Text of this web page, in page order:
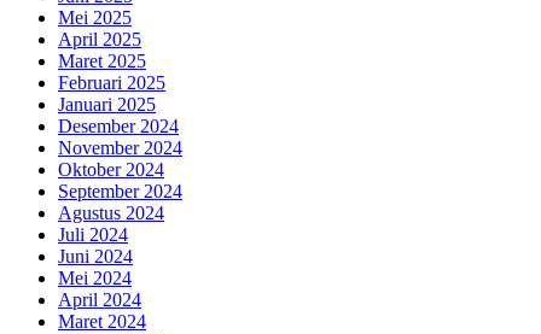
Mei 2025
April 2025
Maret 2025
Februari 2025
Januari 2025
Desember 2024
November 2024
Oktober 2024
September 2024
Agustus 2024
Juli 2024
Juni 2024
Mei 2024
April 2024
Maret 2024